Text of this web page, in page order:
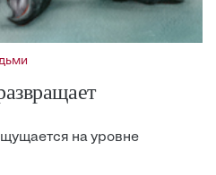
на уровне